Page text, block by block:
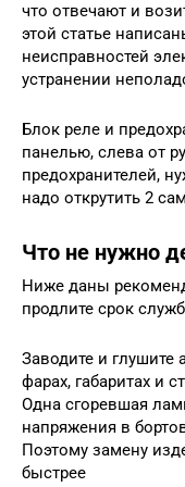
что отвечают и
этой статье
неисправностей
устранении
Блок реле и
панелью, слева от
предохранителей,
надо открутить 2
Что не нужно
Ниже даны
продлите срок
Заводите и
фарах, габаритах и
Одна сгоревшая
напряжения в
Поэтому замену
быстрее